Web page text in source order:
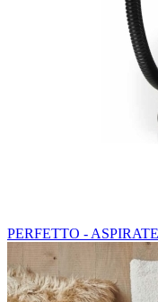
PERFETTO -